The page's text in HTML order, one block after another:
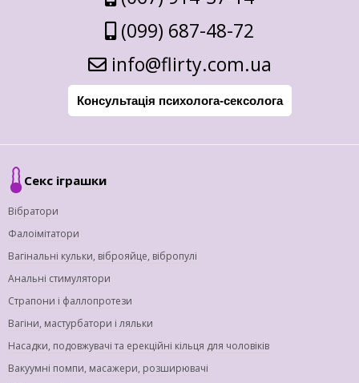
(099) 687-48-72
info@flirty.com.ua
Консультація психолога-сексолога
Секс іграшки
Вібратори
Фалоімітатори
Вагінальні кульки, віброяйце, вібропулі
Анальні стимулятори
Страпони і фаллопротези
Вагіни, мастурбатори і ляльки
Насадки, подовжувачі та ерекційні кільця для чоловіків
Вакуумні помпи, масажери, розширювачі